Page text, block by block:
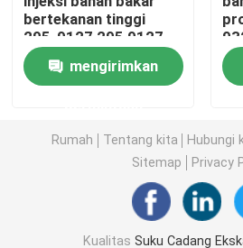
Suku Cadang Mesin Perkins
Suku Cadang Mesin Deutz
Pompa Injeksi Bahan Bakar
bertekanan tinggi
295-9127 295 9127
Untuk mesin C4.2
mengirimkan
Rumah Tentang kita Hubungi
Sitemap
Privacy
KualitasSuku Cadang